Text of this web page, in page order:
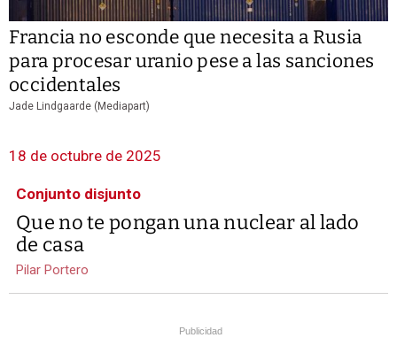
Francia no esconde que necesita a Rusia
para procesar uranio pese a las sanciones
occidentales
Jade Lindgaarde (Mediapart)
18 de octubre de 2025
Conjunto disjunto
Que no te pongan una nuclear al lado
de casa
Pilar Portero
Publicidad